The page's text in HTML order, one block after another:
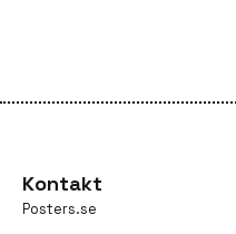
Kontakt
Posters.se